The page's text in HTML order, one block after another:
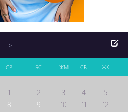
>
СР БС ЖМ СБ ЖК
1 2 3 4
5
8 9 10 11
12